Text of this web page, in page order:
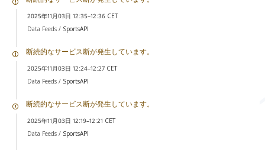
2025年11月03日 12:35–12:36 CET
Data Feeds / SportsAPI
断続的なサービス断が発生しています。
2025年11月03日 12:24–12:27 CET
Data Feeds / SportsAPI
断続的なサービス断が発生しています。
2025年11月03日 12:19–12:21 CET
Data Feeds / SportsAPI